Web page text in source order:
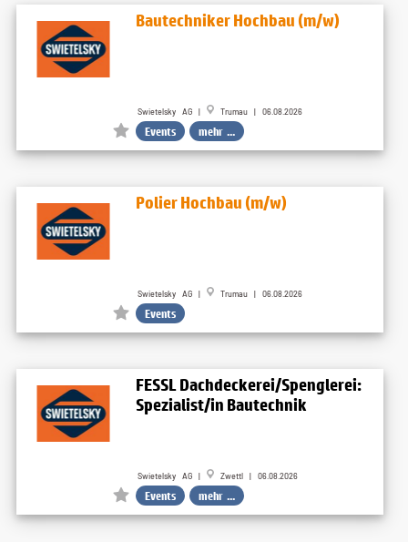
Bautechniker Hochbau (m/w)
Swietelsky AG | Trumau | 06.08.2026
Events mehr ...
Polier Hochbau (m/w)
Swietelsky AG | Trumau | 06.08.2026
Events
FESSL Dachdeckerei/Spenglerei:
Spezialist/in Bautechnik
Swietelsky AG | Zwettl | 06.08.2026
Events mehr ...